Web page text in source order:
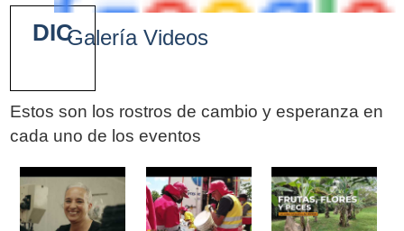
Galería Videos
Estos son los rostros de cambio y esperanza en
cada uno de los eventos
Pages
DIC